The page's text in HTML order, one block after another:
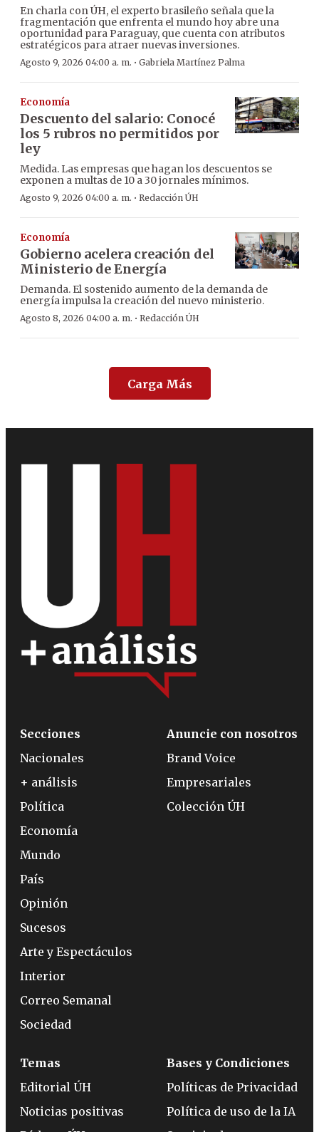
En charla con ÚH, el experto brasileño señala que la
fragmentación que enfrenta el mundo hoy abre una
oportunidad para Paraguay, que cuenta con atributos
estratégicos para atraer nuevas inversiones.
Agosto 9, 2026 04:00 a. m. · Gabriela Martínez Palma
Economía
Descuento del salario: Conocé
los 5 rubros no permitidos por
ley
Medida. Las empresas que hagan los descuentos se
exponen a multas de 10 a 30 jornales mínimos.
Agosto 9, 2026 04:00 a. m. · Redacción ÚH
Economía
Gobierno acelera creación del
Ministerio de Energía
Demanda. El sostenido aumento de la demanda de
energía impulsa la creación del nuevo ministerio.
Agosto 8, 2026 04:00 a. m. · Redacción ÚH
Carga Más
Secciones
Nacionales
+ análisis
Política
Economía
Mundo
País
Opinión
Sucesos
Arte y Espectáculos
Interior
Correo Semanal
Sociedad
Anuncie con nosotros
Brand Voice
Empresariales
Colección ÚH
Temas
Editorial ÚH
Noticias positivas
Bases y Condiciones
Políticas de Privacidad
Política de uso de la IA